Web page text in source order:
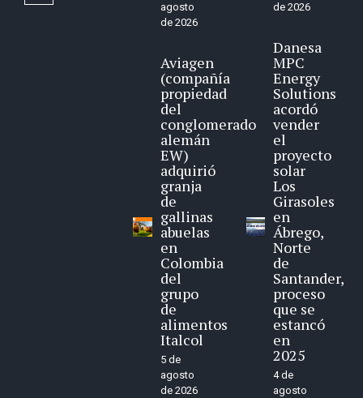
agosto
de 2026
Aviagen
(compañía
propiedad
del
conglomerado
alemán
EW)
adquirió
granja
de
gallinas
abuelas
en
Colombia
del
grupo
de
alimentos
Italcol
5 de
agosto
de 2026
de 2026
Danesa
MPC
Energy
Solutions
acordó
vender
el
proyecto
solar
Los
Girasoles
en
Ábrego,
Norte
de
Santander,
proceso
que se
estancó
en
2025
4 de
agosto